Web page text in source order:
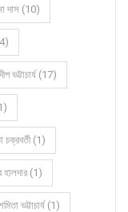
দাস (10)
ভট্টাচার্য (17)
চক্রবর্তী (1)
হালদার (1)
ভট্টাচার্য (1)